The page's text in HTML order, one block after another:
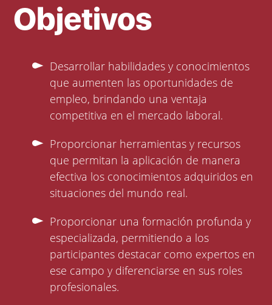
Objetivos
Desarrollar habilidades y conocimientos
que aumenten las oportunidades de
empleo, brindando una ventaja
competitiva en el mercado laboral.
Proporcionar herramientas y recursos
que permitan la aplicación de manera
efectiva los conocimientos adquiridos en
situaciones del mundo real.
Proporcionar una formación profunda y
especializada, permitiendo a los
participantes destacar como expertos en
ese campo y diferenciarse en sus roles
profesionales.